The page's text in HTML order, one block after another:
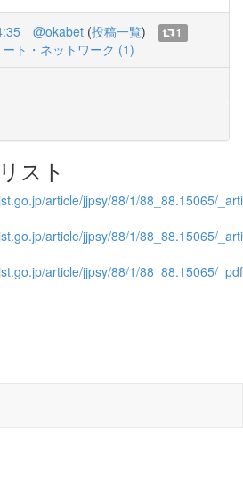
@okabet (投稿一覧)
1
ート・ネットワーク (1)
スト
article/jjpsy/88/1/88_88.15065/
article/jjpsy/88/1/88_88.15065/
article/jjpsy/88/1/88_88.15065/